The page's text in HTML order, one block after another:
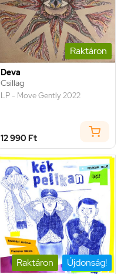
Raktáron
Deva
Csillag
LP - Move Gently 2022
12 990 Ft
Raktáron Újdonság!